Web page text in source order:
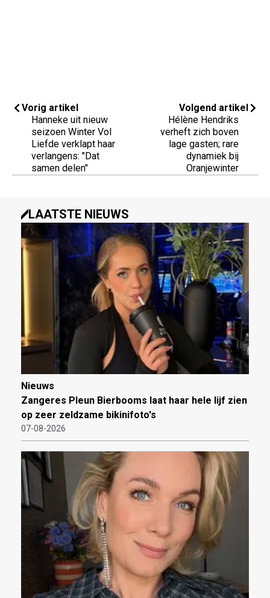
Vorig artikel
Hanneke uit nieuw
seizoen Winter Vol
Liefde verklapt haar
verlangens: "Dat
samen delen"
Volgend artikel
Hélène Hendriks
verheft zich boven
lage gasten; rare
dynamiek bij
Oranjewinter
LAATSTE NIEUWS
Nieuws
Zangeres Pleun Bierbooms laat haar hele lijf zien
op zeer zeldzame bikinifoto's
07-08-2026